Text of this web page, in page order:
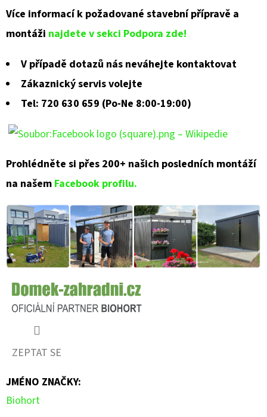
Více informací k požadované stavební přípravě a
montáži najdete v sekci Podpora zde!
V případě dotazů nás neváhejte kontaktovat
Zákaznický servis volejte
Tel: 720 630 659 (Po-Ne 8:00-19:00)
Prohlédněte si přes 200+ našich posledních montáží
na našem Facebook profilu.
ZEPTAT SE
JMÉNO ZNAČKY:
Biohort